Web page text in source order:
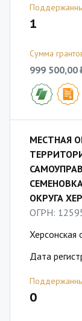
1
Сумма
999 500,00
МЕСТНАЯ
ОКРУГА
ОГРН:
Херсонская
Дата
0